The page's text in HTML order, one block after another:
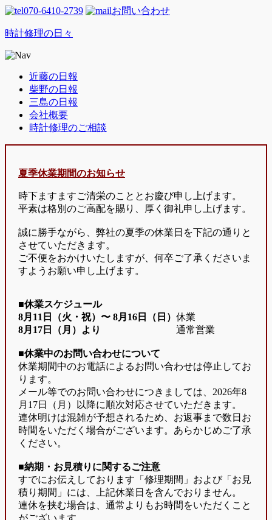
070-6410-2739 お問い合わせ
時計修理の日々
近藤の日報
柴野の日報
三島の日報
会社概要
時計修理のご相談
夏季休業期間のお知らせ
時下ますますご清栄のこととお慶び申し上げます。
平素は格別のご高配を賜り、厚く御礼申し上げます。
誠に勝手ながら、弊社の夏季の休業日を下記の通りと
させていただきます。
ご不便をおかけいたしますが、何卒ご了承くださいま
すようお願い申し上げます。
■休業スケジュール
8月11日（火・祝）〜 8月16日（日） 休業
8月17日（月）より
通常営業
■休業中のお問い合わせについて
休業期間中のお電話によるお問い合わせは停止してお
ります。
メール等でのお問い合わせにつきましては、2026年8
月17日（月）以降に順次対応させていただきます。
連休明けは混雑が予想されるため、お返事まで数日お
時間をいただく場合がございます。あらかじめご了承
ください。
■納期・お見積りに関するご注意
すでにお伝えしております「修理期間」および「お見
積り期間」には、上記休業日を含んでおりません。
連休を挟む場合は、通常よりもお時間をいただくこと
がございます。